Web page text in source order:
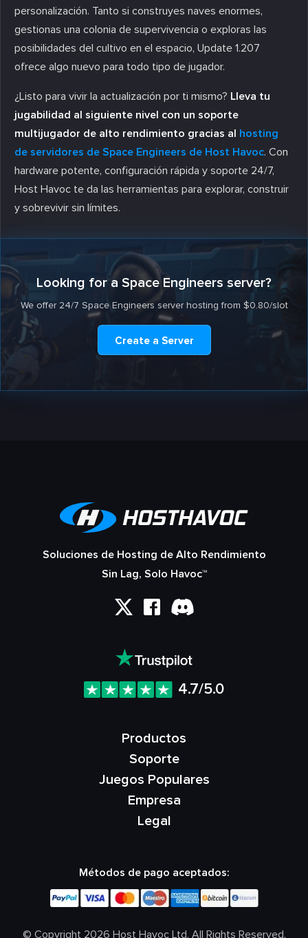
personalización. Tanto si construyes naves enormes,
gestionas una colonia de supervivencia o exploras las
posibilidades del cultivo en el espacio, Update 1.207
ofrece algo nuevo para todo tipo de jugador.
¿Listo para vivir la actualización por ti mismo? Lleva tu
jugabilidad al siguiente nivel con un soporte
multijugador de alto rendimiento gracias al hosting
de servidores de Space Engineers de Host Havoc. Con
hardware potente, configuración rápida y soporte 24/7,
Host Havoc te da las herramientas para explorar, construir
y sobrevivir sin límites.
Looking for a Space Engineers server?
We offer 24/7 Space Engineers server hosting from $0.80/slot
Create a Server
Soluciones de Hosting de Alto Rendimiento
Sin Lag, Solo Havoc™
4.7/5.0
Productos
Soporte
Juegos Populares
Empresa
Legal
Métodos de pago aceptados:
© Copyright 2026 Host Havoc Ltd. All Rights Reserved.